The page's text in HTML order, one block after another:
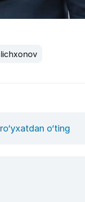
ro‘yxatdan o‘ting